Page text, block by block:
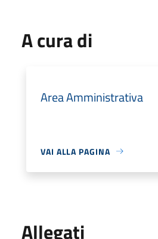
A cura di
Area Amministrativa
VAI ALLA PAGINA
Allegati